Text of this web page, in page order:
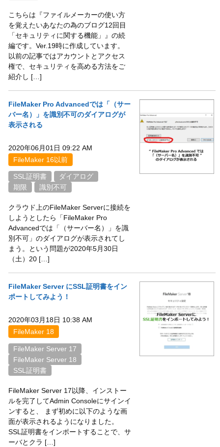
こちらは『ファイルメーカーの使い方
を覚えたいあなたの為のブログ12回目
「セキュリティに関する機能」』の続
編です。Ver.19時に作成しています。
以前の記事ではアカウントとアクセス
権で、セキュリティを高める方法をご
紹介し […]
FileMaker Pro Advancedでは「（サー
バー名）」を識別不可のダイアログが
表示される
2020年06月01日 09:22 AM
FileMaker 16以前
SSL証明書
ダイアログ
期限
識別不可
クラウド上のFileMaker Serverに接続を
しようとしたら「FileMaker Pro
Advancedでは「（サーバー名）」を識
別不可」のダイアログが表示されてし
まう。という問題が2020年5月30日
（土）20 […]
FileMaker Server にSSL証明書をイン
ポートしてみよう！
2020年03月18日 10:38 AM
FileMaker 18
FileMaker Server 17
FileMaker Server 18
SSL証明書
FileMaker Server 17以降、インストー
ルを完了してAdmin Consoleにサインイ
ンすると、 まず初めに以下のような画
面が表示されるようになりました。
SSL証明書をインポートすることで、サ
ーバとクラ […]